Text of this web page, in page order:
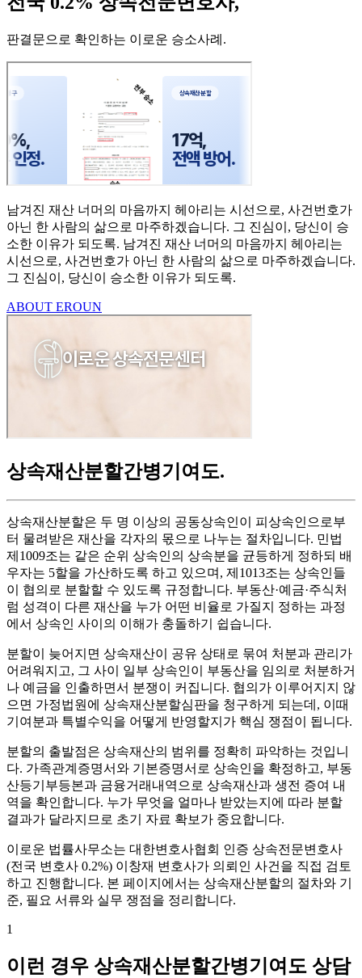
판결문으로 확인하는 이로운 승소사례 .
남겨진 재산 너머의 마음까지 헤아리는 시선으로, 사건번호가
아닌 한 사람의 삶으로 마주하겠습니다. 그 진심이, 당신이 승
소한 이유가 되도록. 남겨진 재산 너머의 마음까지 헤아리는
시선으로, 사건번호가 아닌 한 사람의 삶으로 마주하겠습니다.
그 진심이, 당신이 승소한 이유가 되도록.
ABOUT EROUN
상속재산분할간병기여도.
상속재산분할은 두 명 이상의 공동상속인이 피상속인으로부
터 물려받은 재산을 각자의 몫으로 나누는 절차입니다. 민법
제1009조는 같은 순위 상속인의 상속분을 균등하게 정하되 배
우자는 5할을 가산하도록 하고 있으며, 제1013조는 상속인들
이 협의로 분할할 수 있도록 규정합니다. 부동산·예금·주식처
럼 성격이 다른 재산을 누가 어떤 비율로 가질지 정하는 과정
에서 상속인 사이의 이해가 충돌하기 쉽습니다.
분할이 늦어지면 상속재산이 공유 상태로 묶여 처분과 관리가
어려워지고, 그 사이 일부 상속인이 부동산을 임의로 처분하거
나 예금을 인출하면서 분쟁이 커집니다. 협의가 이루어지지 않
으면 가정법원에 상속재산분할심판을 청구하게 되는데, 이때
기여분과 특별수익을 어떻게 반영할지가 핵심 쟁점이 됩니다.
분할의 출발점은 상속재산의 범위를 정확히 파악하는 것입니
다. 가족관계증명서와 기본증명서로 상속인을 확정하고, 부동
산등기부등본과 금융거래내역으로 상속재산과 생전 증여 내
역을 확인합니다. 누가 무엇을 얼마나 받았는지에 따라 분할
결과가 달라지므로 초기 자료 확보가 중요합니다.
이로운 법률사무소는 대한변호사협회 인증 상속전문변호사
(전국 변호사 0.2%) 이창재 변호사가 의뢰인 사건을 직접 검토
하고 진행합니다. 본 페이지에서는 상속재산분할의 절차와 기
준, 필요 서류와 실무 쟁점을 정리합니다.
1
이런 경우 상속재산분할간병기여도 상담